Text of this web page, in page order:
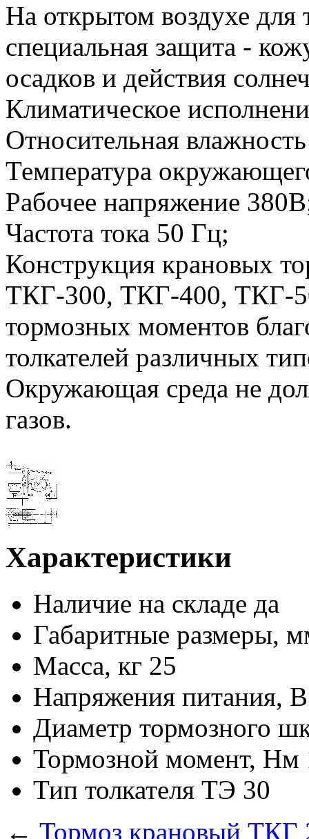
На открытом воздухе для
специальная защита -
осадков и действия
Климатическое
Относительная
Температура
Рабочее напряжение
Частота тока 50 Гц;
Конструкция крановых
ТКГ-300, ТКГ-400, ТКГ-
тормозных моментов
толкателей различных
Окружающая среда не
газов.
Характеристики
Наличие на складе да
Габаритные размеры,
Масса, кг 25
Напряжения питания, В
Диаметр тормозного
Тормозной момент, Нм
Тип толкателя ТЭ 30
← Тормоз крановый ТКГ